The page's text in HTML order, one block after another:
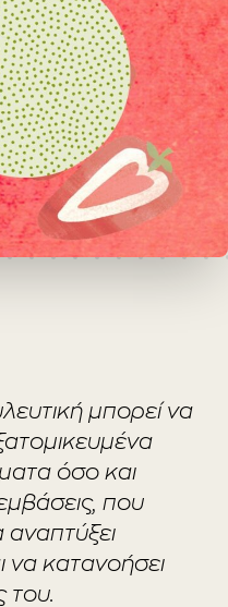
μπορεί να
όσο και
που
να κατανοήσει
του.